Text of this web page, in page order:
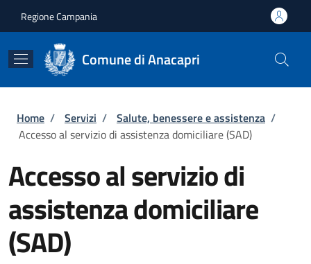
Regione Campania
Comune di Anacapri
Briciole di pane
Home / Servizi / Salute, benessere e assistenza /
Accesso al servizio di assistenza domiciliare (SAD)
Accesso al servizio di
assistenza domiciliare
(SAD)